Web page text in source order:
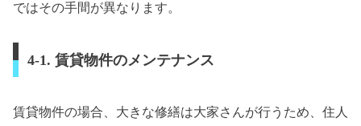
ではその手間が異なります。
4-1. 賃貸物件のメンテナンス
賃貸物件の場合、大きな修繕は大家さんが行うため、住人